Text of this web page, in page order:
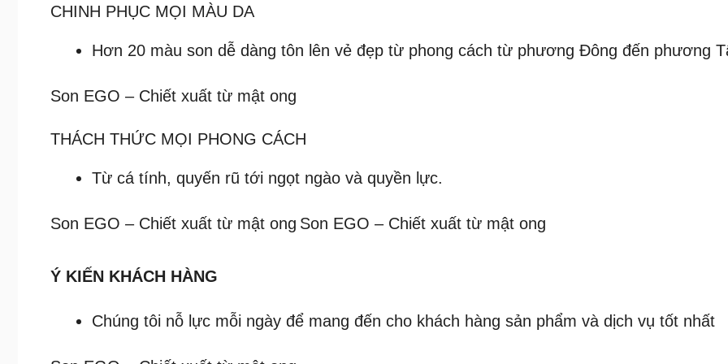
CHINH PHỤC MỌI MÀU DA
Hơn 20 màu son dễ dàng tôn lên vẻ đẹp từ phong cách từ phương Đông đến phương
Son EGO – Chiết xuất từ mật ong
THÁCH THỨC MỌI PHONG CÁCH
Từ cá tính, quyến rũ tới ngọt ngào và quyền lực.
Son EGO – Chiết xuất từ mật ong Son EGO – Chiết xuất từ mật ong
Ý KIẾN KHÁCH HÀNG
Chúng tôi nỗ lực mỗi ngày để mang đến cho khách hàng sản phẩm và dịch vụ tốt nhất